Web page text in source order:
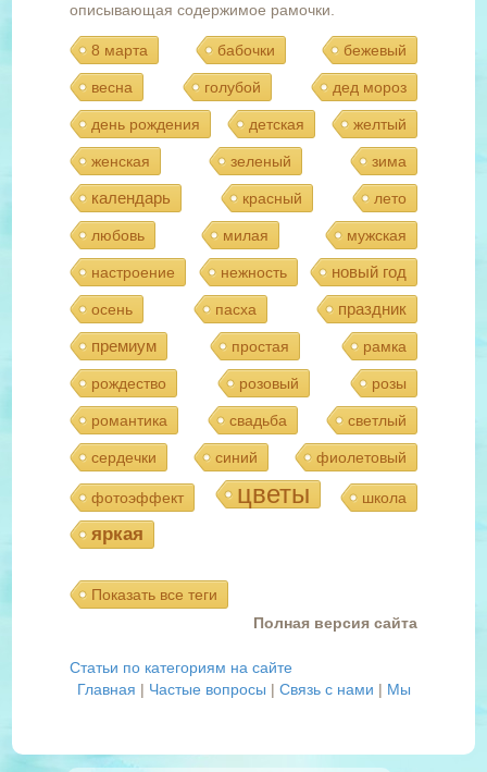
описывающая содержимое рамочки.
8 марта бабочки бежевый
весна голубой дед мороз
день рождения детская желтый
женская зеленый зима
календарь красный лето
любовь милая мужская
настроение нежность новый год
осень пасха
праздник
премиум
простая рамка
рождество розовый розы
романтика свадьба светлый
сердечки синий фиолетовый
фотоэффект цветы школа
яркая
Показать все теги
Полная версия сайта
Статьи по категориям на сайте
Главная | Частые вопросы | Связь с нами | Мы